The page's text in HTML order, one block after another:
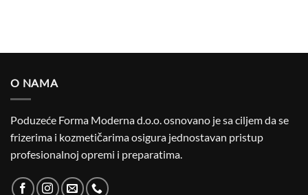
O NAMA
Poduzeće Forma Moderna d.o.o. osnovano je sa ciljem da se
frizerima i kozmetičarima osigura jednostavan pristup
profesionalnoj opremi i preparatima.